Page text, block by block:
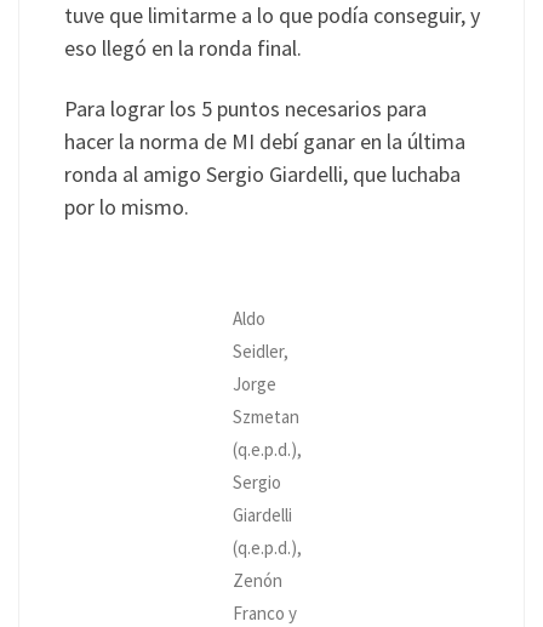
tuve que limitarme a lo que podía conseguir, y
eso llegó en la ronda final.
Para lograr los 5 puntos necesarios para
hacer la norma de MI debí ganar en la última
ronda al amigo Sergio Giardelli, que luchaba
por lo mismo.
Aldo
Seidler,
Jorge
Szmetan
(q.e.p.d.),
Sergio
Giardelli
(q.e.p.d.),
Zenón
Franco y